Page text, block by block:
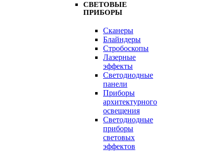
СВЕТОВЫЕ
ПРИБОРЫ
Сканеры
Блайндеры
Стробоскопы
Лазерные
эффекты
Светодиодные
панели
Приборы
архитектурного
освещения
Светодиодные
приборы
световых
эффектов